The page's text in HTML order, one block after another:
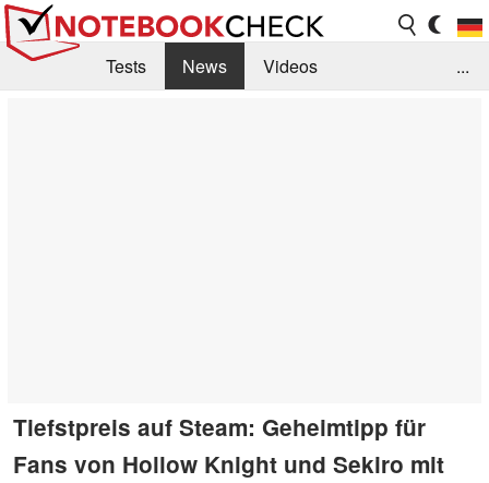
Tests News
Videos
...
Tiefstpreis auf Steam: Geheimtipp für
Fans von Hollow Knight und Sekiro mit